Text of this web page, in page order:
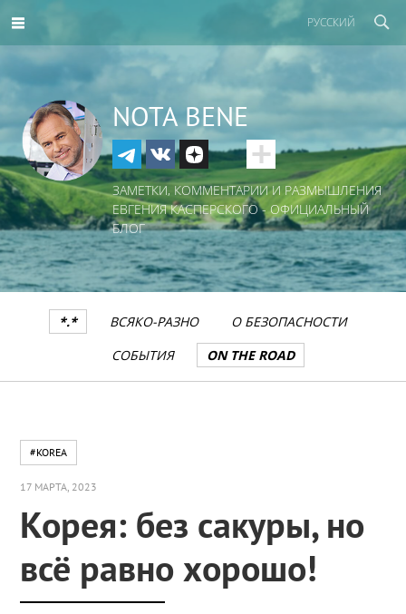
РУССКИЙ
NOTA BENE
ЗАМЕТКИ, КОММЕНТАРИИ И РАЗМЫШЛЕНИЯ
ЕВГЕНИЯ КАСПЕРСКОГО - ОФИЦИАЛЬНЫЙ
БЛОГ
*.* ВСЯКО-РАЗНО
О БЕЗОПАСНОСТИ
СОБЫТИЯ
ON THE ROAD
#KOREA
17 МАРТА, 2023
Корея: без сакуры, но
всё равно хорошо!